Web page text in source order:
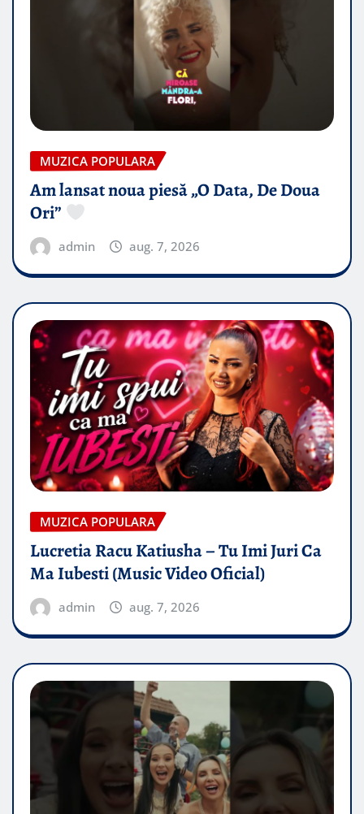
MUZICA POPULARA
Am lansat noua piesă „O Data, De Doua
Ori”
admin aug. 7, 2026
MUZICA POPULARA
Lucretia Racu Katiusha – Tu Imi Juri Ca
Ma Iubesti (Music Video Oficial)
admin aug. 7, 2026